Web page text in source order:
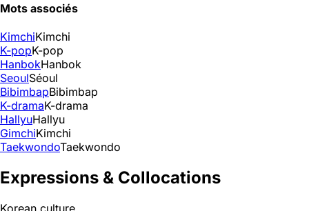
Mots associés
KimchiKimchi
K-popK-pop
HanbokHanbok
SeoulSéoul
BibimbapBibimbap
K-dramaK-drama
HallyuHallyu
GimchiKimchi
TaekwondoTaekwondo
Expressions & Collocations
Korean culture